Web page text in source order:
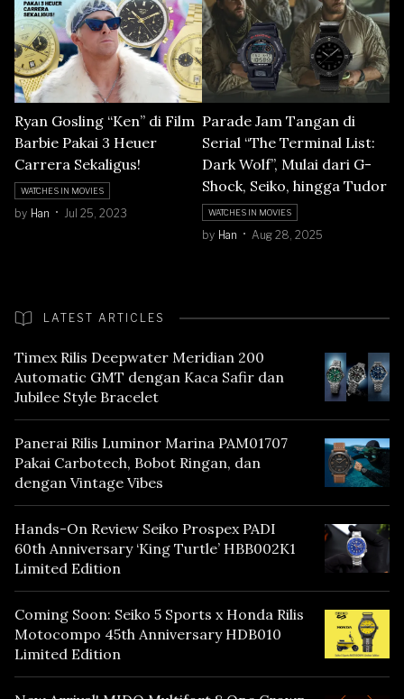
Ryan Gosling “Ken” di Film
Barbie Pakai 3 Heuer
Carrera Sekaligus!
WATCHES IN MOVIES
by Han Jul 25, 2023
Parade Jam Tangan di
Serial “The Terminal List:
Dark Wolf”, Mulai dari G-
Shock, Seiko, hingga Tudor
WATCHES IN MOVIES
by Han Aug 28, 2025
LATEST ARTICLES
Timex Rilis Deepwater Meridian 200
Automatic GMT dengan Kaca Safir dan
Jubilee Style Bracelet
Panerai Rilis Luminor Marina PAM01707
Pakai Carbotech, Bobot Ringan, dan
dengan Vintage Vibes
Hands-On Review Seiko Prospex PADI
60th Anniversary ‘King Turtle’ HBB002K1
Limited Edition
Coming Soon: Seiko 5 Sports x Honda Rilis
Motocompo 45th Anniversary HDB010
Limited Edition